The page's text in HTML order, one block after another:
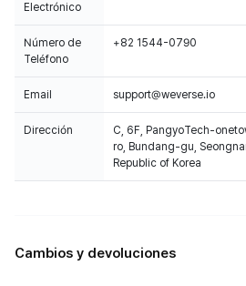
Electrónico
Número de
Teléfono
+82 1544-0790
Email support@weverse.io
Dirección
C, 6F, PangyoTech-
ro, Bundang-gu,
Republic of Korea
Cambios y devoluciones